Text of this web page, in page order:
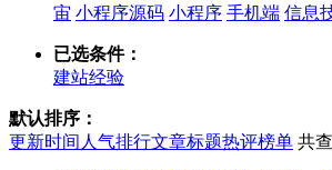
宙 小程序源码 小程序 手机端 信息
已选条件：
建站经验
默认排序：
更新时间 人气排行文章标题热评榜单 共